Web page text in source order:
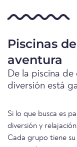
Piscinas
aventura
De la piscina
diversión está
Si lo que busca es
diversión y
Cada grupo tiene